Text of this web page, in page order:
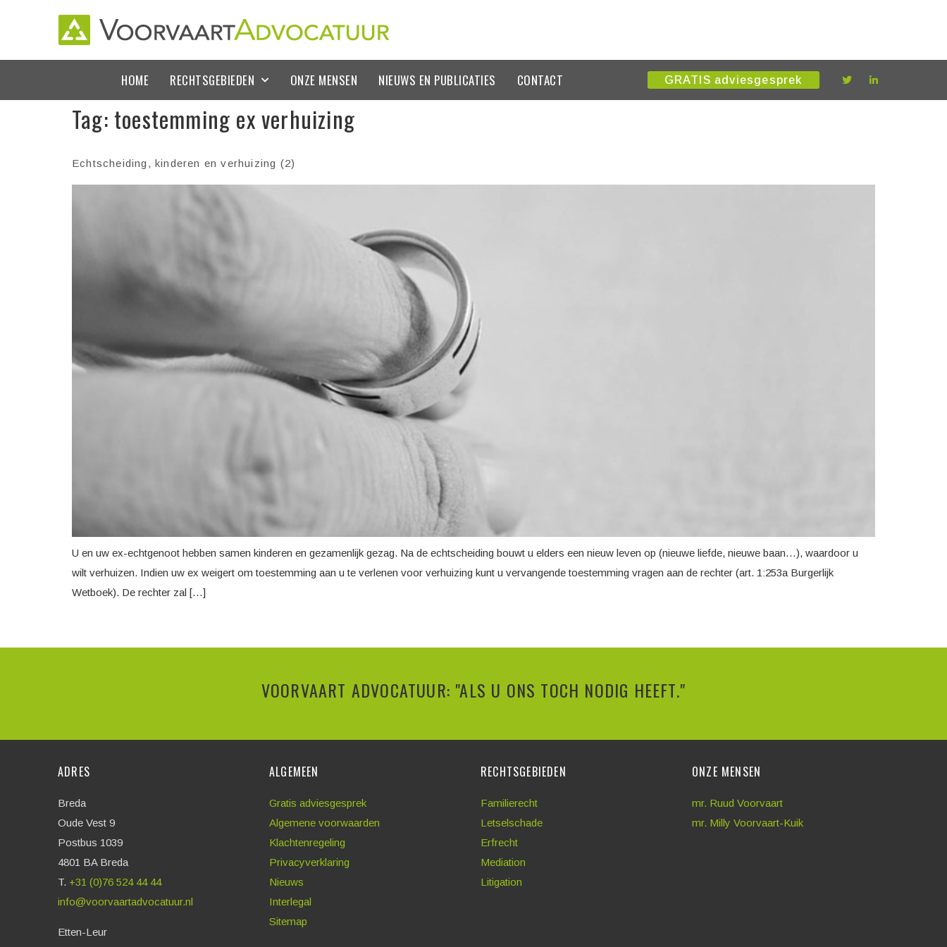
HOME RECHTSGEBIEDEN ONZE MENSEN NIEUWS EN PUBLICATIES CONTACT GRATIS adviesgesprek
Tag: toestemming ex verhuizing
Echtscheiding, kinderen en verhuizing (2)
U en uw ex-echtgenoot hebben samen kinderen en gezamenlijk gezag. Na de echtscheiding bouwt u elders een nieuw leven op (nieuwe liefde, nieuwe baan…), waardoor u
wilt verhuizen. Indien uw ex weigert om toestemming aan u te verlenen voor verhuizing kunt u vervangende toestemming vragen aan de rechter (art. 1:253a Burgerlijk
Wetboek). De rechter zal […]
VOORVAART ADVOCATUUR: "ALS U ONS TOCH NODIG HEEFT."
ADRES
Breda
Oude Vest 9
Postbus 1039
4801 BA Breda
T. +31 (0)76 524 44 44
info@voorvaartadvocatuur.nl
Etten-Leur
ALGEMEEN
Gratis adviesgesprek
Algemene voorwaarden
Klachtenregeling
Privacyverklaring
Nieuws
Interlegal
Sitemap
RECHTSGEBIEDEN
Familierecht
Letselschade
Erfrecht
Mediation
Litigation
ONZE MENSEN
mr. Ruud Voorvaart
mr. Milly Voorvaart-Kuik